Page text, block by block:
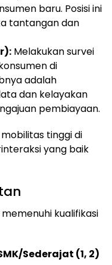
baru. Posisi ini
tantangan dan
Melakukan survei
di
adalah
dan kelayakan
pembiayaan.
tinggi di
yang baik
kualifikasi
Sederajat (1, 2)